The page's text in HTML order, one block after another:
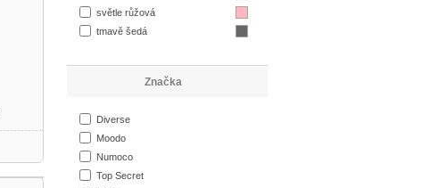
světle růžová
tmavě šedá
Značka
Diverse
Moodo
Numoco
Top Secret